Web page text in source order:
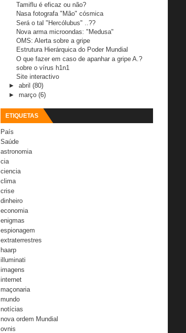
Tamiflu é eficaz ou não?
Nasa fotografa "Mão" cósmica
Será o tal "Hercólubus" ..??
Nova arma microondas: "Medusa"
OMS: Alerta sobre a gripe
Estrutura Hierárquica do Poder Mundial
O que fazer em caso de apanhar a gripe A.?
sobre o vírus h1n1
Site interactivo
► abril (80)
► março (6)
ETIQUETAS
País
Saúde
astronomia
cia
ciencia
clima
crise
dinheiro
economia
enigmas
espionagem
extraterrestres
haarp
illuminati
imagens
internet
maçonaria
mundo
notícias
nova ordem Mundial
ovnis